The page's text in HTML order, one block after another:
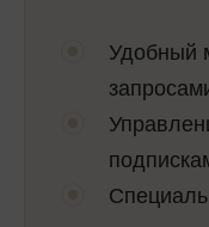
Удобный